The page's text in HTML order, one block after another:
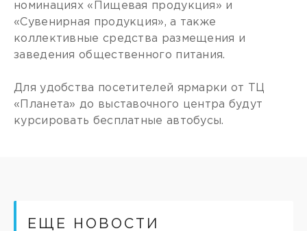
номинациях «Пищевая продукция» и
«Сувенирная продукция», а также
коллективные средства размещения и
заведения общественного питания.
Для удобства посетителей ярмарки от ТЦ
«Планета» до выставочного центра будут
курсировать бесплатные автобусы.
ЕЩЕ НОВОСТИ